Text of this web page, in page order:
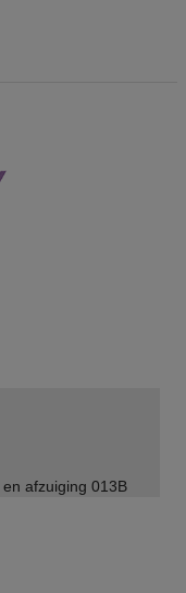
afzuiging 013B